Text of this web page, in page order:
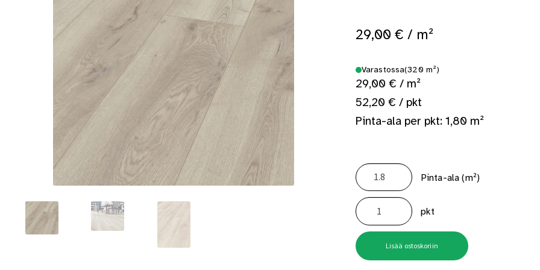
Toimitustavat- ja kulut Tummuneet tai kuivat lauteet? Näin saat saunan puupinnat taas siisteiksi Usein kysytyt kysymykset
29,00 € / m²
Varastossa(320 m²)
29,00 € / m²
52,20 € / pkt
Pinta-ala per pkt: 1,80 m²
Pinta-ala (m²)
Laminaatti
Kronotex
Mammut
Plus
Mountain
Oak
Beige
4728
1,8m²/pkt
pkt
Lisää ostoskoriin